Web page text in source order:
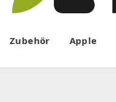
Zubehör Apple